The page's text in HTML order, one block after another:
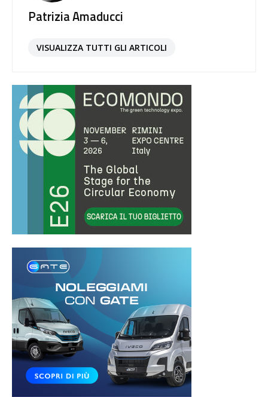
Patrizia Amaducci
VISUALIZZA TUTTI GLI ARTICOLI